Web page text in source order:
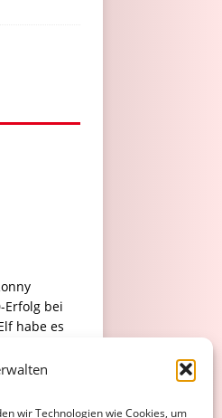
wir Technologien wie Cookies, um
Erfolg bei
habe es
ein
andere